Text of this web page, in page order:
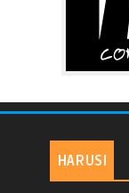
HARUSI